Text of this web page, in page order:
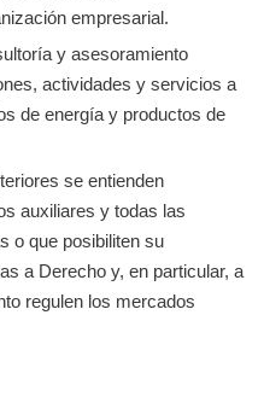
empresarial.
y asesoramiento
actividades y servicios a
de energía y productos de
se entienden
auxiliares y todas las
o que posibiliten su
a Derecho y, en particular, a
regulen los mercados